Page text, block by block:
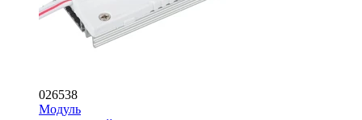
026538
Модуль